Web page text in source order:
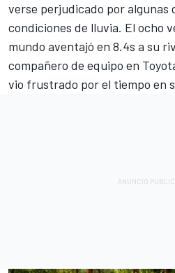
verse perjudicado por algunas
condiciones de lluvia. El ocho
mundo aventajó en 8.4s a su
compañero de equipo en
vio frustrado por el tiempo en